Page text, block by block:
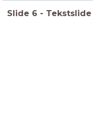
Slide 6 - Tekstslide